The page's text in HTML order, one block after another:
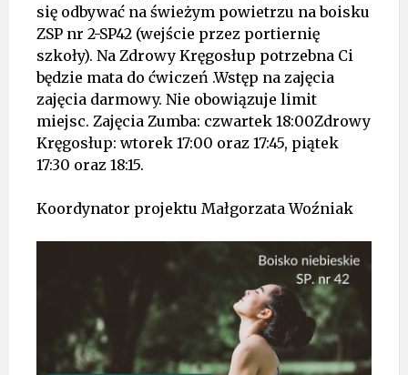
się odbywać na świeżym powietrzu na boisku
ZSP nr 2-SP42 (wejście przez portiernię
szkoły). Na Zdrowy Kręgosłup potrzebna Ci
będzie mata do ćwiczeń .Wstęp na zajęcia
zajęcia darmowy. Nie obowiązuje limit
miejsc. Zajęcia Zumba: czwartek 18:00Zdrowy
Kręgosłup: wtorek 17:00 oraz 17:45, piątek
17:30 oraz 18:15.
Koordynator projektu Małgorzata Woźniak